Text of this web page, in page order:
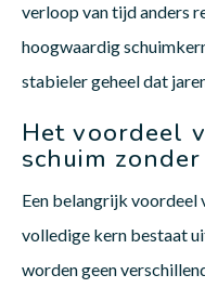
verloop van tijd anders
hoogwaardig
stabieler geheel dat
Het voordeel
schuim
Een belangrijk voordeel
volledige kern bestaat
worden geen